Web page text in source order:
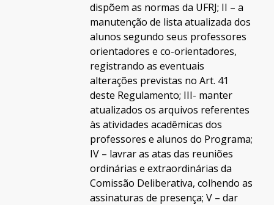
dispõem as normas da UFRJ; II – a
manutenção de lista atualizada dos
alunos segundo seus professores
orientadores e co-orientadores,
registrando as eventuais
alterações previstas no Art. 41
deste Regulamento; III- manter
atualizados os arquivos referentes
às atividades acadêmicas dos
professores e alunos do Programa;
IV – lavrar as atas das reuniões
ordinárias e extraordinárias da
Comissão Deliberativa, colhendo as
assinaturas de presença; V – dar